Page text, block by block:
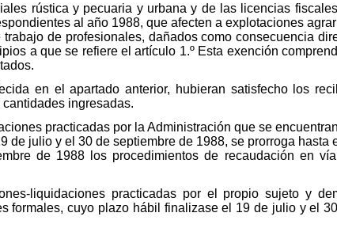
rústica y pecuaria y urbana y de las licencias
al año 1988, que afecten a explotaciones
de profesionales, dañados como consecuencia
a que se refiere el artículo 1.º Esta exención
en el apartado anterior, hubieran satisfecho los
ingresadas.
practicadas por la Administración que se
julio y el 30 de septiembre de 1988, se prorroga hasta
de 1988 los procedimientos de recaudación en
liquidaciones practicadas por el propio sujeto y
formales, cuyo plazo hábil finalizase el 19 de julio y el